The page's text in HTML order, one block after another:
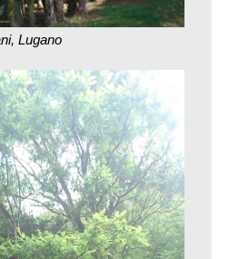
temperature, con minime fino
a meno venti. Pianta robusta e
una cosiddetta «neofíta»,
introdotte dall’uomo dopo il
a tutti: sotto le palme, dai semi
anno tantissime piantine. Da
è uscita dai giardini: i semi,
riusciti a penetrare nei nostri
al Monte Caslano, al Sentiero di
e questa crescente diffusione,
Lugano